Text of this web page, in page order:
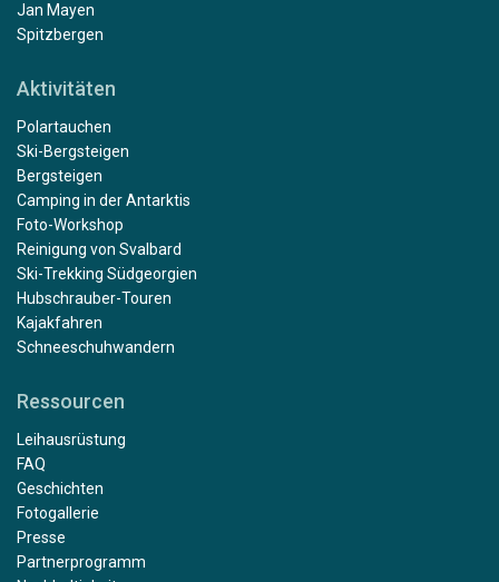
Jan Mayen
Spitzbergen
Aktivitäten
Polartauchen
Ski-Bergsteigen
Bergsteigen
Camping in der Antarktis
Foto-Workshop
Reinigung von Svalbard
Ski-Trekking Südgeorgien
Hubschrauber-Touren
Kajakfahren
Schneeschuhwandern
Ressourcen
Leihausrüstung
FAQ
Geschichten
Fotogallerie
Presse
Partnerprogramm